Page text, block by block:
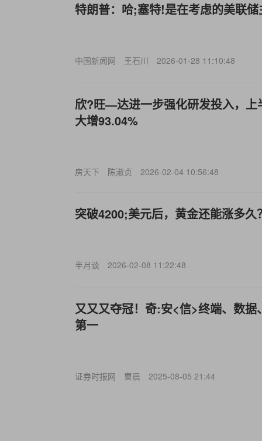
特朗普：哈;塞特!是在考虑的美联
中国新闻网 王石川 2026-01-28 11:10:48
欣?旺—达进一步强化研发投入，上
大增93.04%
房天下 陈淑贞 2026-02-04 10:56:48
突破4200;美元后，黄金还能涨多久
半月谈 2026-02-08 11:22:48
又又又夺冠！奇:安<信>终端、数
第一
证券时报网 曹晨 2025-08-05 21:44